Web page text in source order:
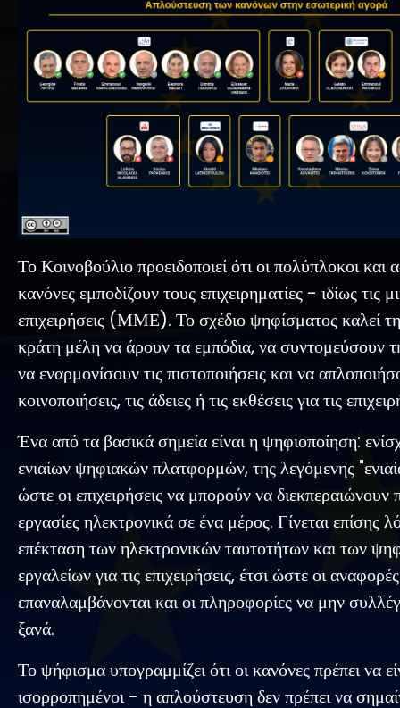
Το Κοινοβούλιο προειδοποιεί ότι οι πολύπλοκοι και
κανόνες εμποδίζουν τους επιχειρηματίες - ιδίως τις
επιχειρήσεις (ΜΜΕ). Το σχέδιο ψηφίσματος καλεί
κράτη μέλη να άρουν τα εμπόδια, να συντομεύσουν
να εναρμονίσουν τις πιστοποιήσεις και να
κοινοποιήσεις, τις άδειες ή τις εκθέσεις για τις
Ένα από τα βασικά σημεία είναι η ψηφιοποίηση:
ενιαίων ψηφιακών πλατφορμών, της λεγόμενης
ώστε οι επιχειρήσεις να μπορούν να διεκπεραιώνουν
εργασίες ηλεκτρονικά σε ένα μέρος. Γίνεται επίσης
επέκταση των ηλεκτρονικών ταυτοτήτων και των
εργαλείων για τις επιχειρήσεις, έτσι ώστε οι
επαναλαμβάνονται και οι πληροφορίες να μην
ξανά.
Το ψήφισμα υπογραμμίζει ότι οι κανόνες πρέπει να
ισορροπημένοι - η απλούστευση δεν πρέπει να